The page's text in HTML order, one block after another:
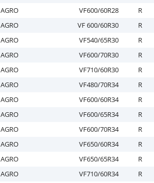
AGRO VF600/60R28
R
AGRO VF 600/60R30
R
AGRO VF540/65R30
R
AGRO VF600/70R30
R
AGRO VF710/60R30
R
AGRO VF480/70R34
R
AGRO VF600/60R34
R
AGRO VF600/65R34
R
AGRO VF600/70R34
R
AGRO VF650/60R34
R
AGRO VF650/65R34
R
AGRO VF710/60R34
R